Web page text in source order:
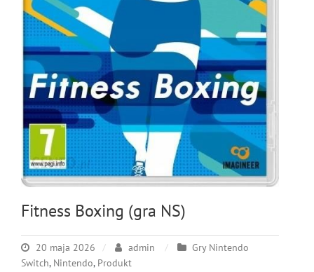
Fitness Boxing (gra NS)
20 maja 2026 admin
Gry Nintendo
Switch, Nintendo, Produkt